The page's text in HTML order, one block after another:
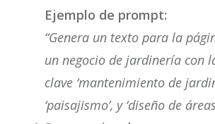
Ejemplo de prompt:
“Genera un texto para la
un negocio de jardinería con
clave ‘mantenimiento de
‘paisajismo’, y ‘diseño de